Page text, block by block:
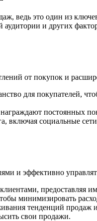
ведь это один из
аудитории и других
от покупок и
для покупателей,
постоянных
включая социальные
и эффективно
предоставляя
минимизировать
тенденций
свои продажи.